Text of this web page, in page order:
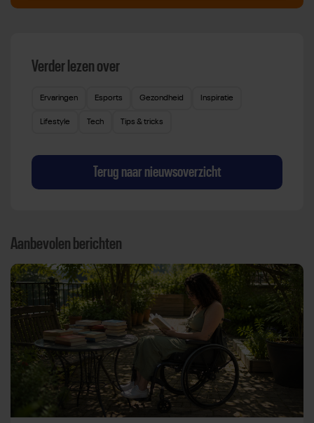
Verder lezen over
Ervaringen Esports Gezondheid Inspiratie
Lifestyle Tech Tips & tricks
Terug naar nieuwsoverzicht
Aanbevolen berichten